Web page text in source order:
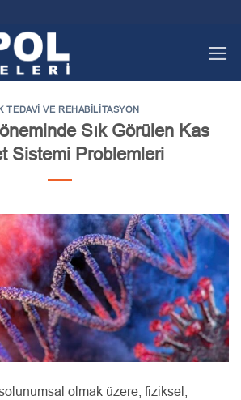
TEDAVI VE REHABILITASYON
Sık Görülen Kas
Sistemi Problemleri
olmak üzere, fiziksel,